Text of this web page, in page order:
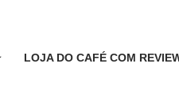
LOJA DO CAFÉ COM